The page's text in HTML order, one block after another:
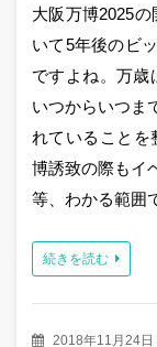
大阪万博2025
いて5年後のビ
ですよね。万歳
いつからいつま
れていることを
博誘致の際もイ
等、わかる範囲
続きを読む
2018年11月24日